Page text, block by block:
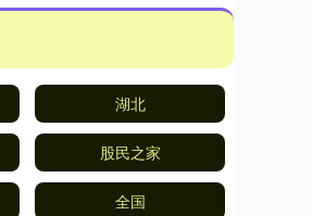
湖北
股民之家
全国